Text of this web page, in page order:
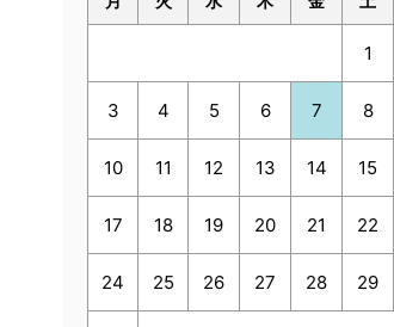
1
3 4 5 6 7 8
10 11 12 13 14 15
17 18 19 20 21 22
24 25 26 27 28 29